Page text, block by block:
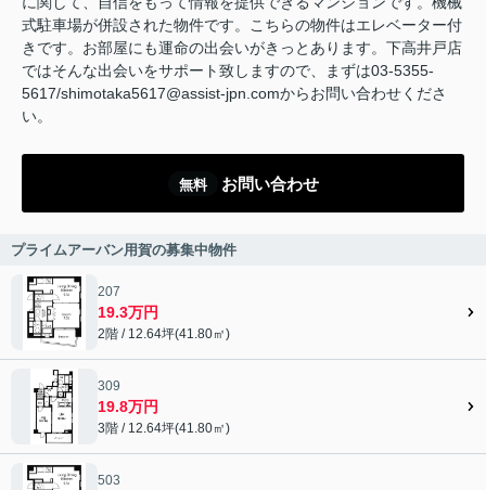
式駐車場が併設された物件です。こちらの物件はエレベーター付
きです。お部屋にも運命の出会いがきっとあります。下高井戸店
ではそんな出会いをサポート致しますので、まずは03-5355-
5617/shimotaka5617@assist-jpn.comからお問い合わせくださ
い。
無料 お問い合わせ
プライムアーバン用賀の募集中物件
207
19.3万円
2階 / 12.64坪(41.80㎡)
309
19.8万円
3階 / 12.64坪(41.80㎡)
503